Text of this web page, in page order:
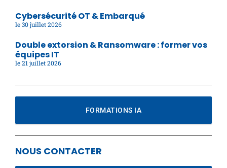
Cybersécurité OT & Embarqué
30 juillet 2026
Double extorsion & Ransomware : former vos
équipes IT
21 juillet 2026
FORMATIONS IA
NOUS CONTACTER